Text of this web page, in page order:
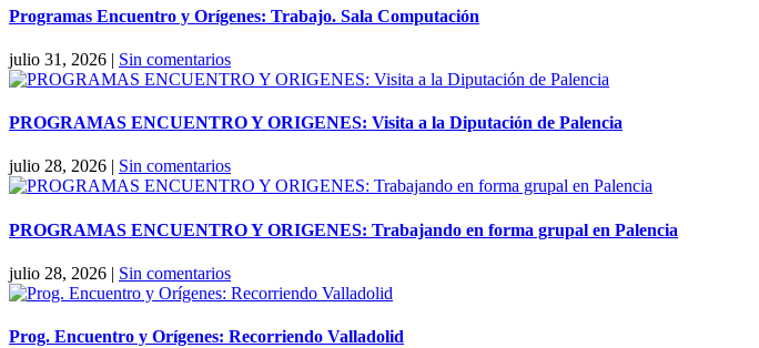
Programas Encuentro y Orígenes: Trabajo. Sala Computación
julio 31, 2026 | Sin comentarios
PROGRAMAS ENCUENTRO Y ORIGENES: Visita a la Diputación de Palencia
julio 28, 2026 | Sin comentarios
PROGRAMAS ENCUENTRO Y ORIGENES: Trabajando en forma grupal en Palencia
julio 28, 2026 | Sin comentarios
Prog. Encuentro y Orígenes: Recorriendo Valladolid